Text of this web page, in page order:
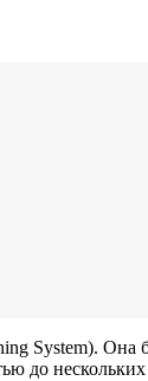
System).
до